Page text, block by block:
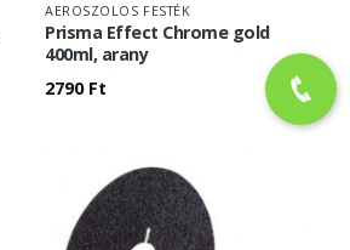
AEROSZOLOS FESTÉK
Prisma Effect Chrome gold
400ml, arany
2790 Ft